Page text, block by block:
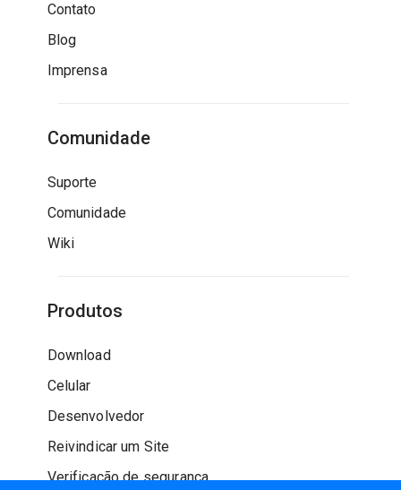
Contato
Blog
Imprensa
Comunidade
Suporte
Comunidade
Wiki
Produtos
Download
Celular
Desenvolvedor
Reivindicar um Site
Verificação de segurança